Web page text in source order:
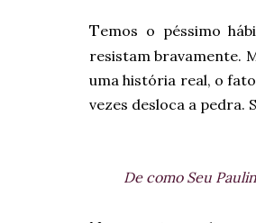
Temos o péssimo
resistam bravamente.
uma história real, o
vezes desloca a pedra.
De como Seu